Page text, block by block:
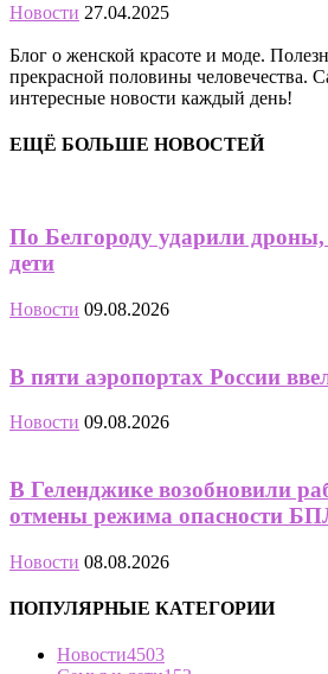
Новости 27.04.2025
Блог о женской красоте и моде.
прекрасной половины человечества.
интересные новости каждый день!
ЕЩЁ БОЛЬШЕ НОВОСТЕЙ
По Белгороду ударили
дети
Новости 09.08.2026
В пяти аэропортах России
Новости 09.08.2026
В Геленджике возобновили
отмены режима опасности
Новости 08.08.2026
ПОПУЛЯРНЫЕ КАТЕГОРИИ
Новости4503